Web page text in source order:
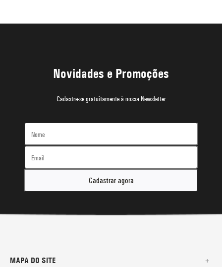
Novidades e Promoções
Cadastre-se gratuitamente à nossa Newsletter
Cadastrar agora
MAPA DO SITE +